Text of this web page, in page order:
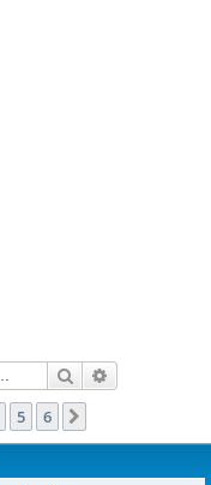
Zoek
5 6